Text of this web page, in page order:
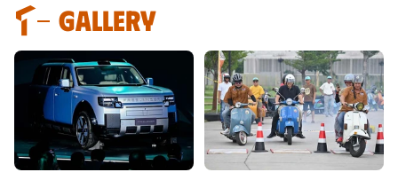
GALLERY